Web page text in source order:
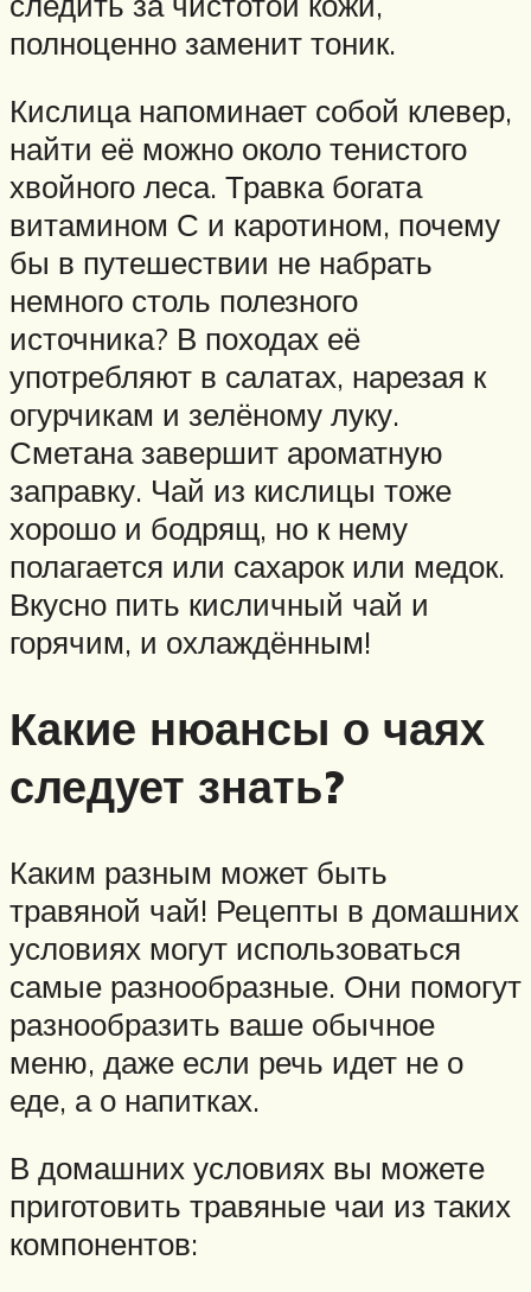
полноценно заменит тоник.
Кислица напоминает собой клевер,
найти её можно около тенистого
хвойного леса. Травка богата
витамином С и каротином, почему
бы в путешествии не набрать
немного столь полезного
источника? В походах её
употребляют в салатах, нарезая к
огурчикам и зелёному луку.
Сметана завершит ароматную
заправку. Чай из кислицы тоже
хорошо и бодрящ, но к нему
полагается или сахарок или медок.
Вкусно пить кисличный чай и
горячим, и охлаждённым!
Какие нюансы о чаях
следует знать?
Каким разным может быть
травяной чай! Рецепты в домашних
условиях могут использоваться
самые разнообразные. Они помогут
разнообразить ваше обычное
меню, даже если речь идет не о
еде, а о напитках.
В домашних условиях вы можете
приготовить травяные чаи из таких
компонентов: